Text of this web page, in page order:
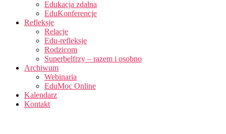
Edukacja zdalna
EduKonferencje
Refleksje
Relacje
Edu-refleksje
Rodzicom
Superbelfrzy – razem i osobno
Archiwum
Webinaria
EduMoc Online
Kalendarz
Kontakt